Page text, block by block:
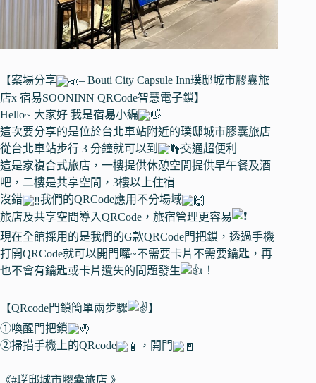
【案場分享
– Bouti City Capsule Inn璞邸城市膠囊旅
店x 宿易SOONINN QRCode智慧電子鎖】
Hello~ 大家好 我是宿易小編
這次要分享的是位於台北車站附近的璞邸城市膠囊旅店
從台北車站步行 3 分鐘就可以到
交通超便利
這是家複合式旅店，一樓提供休憩空間提供早午餐及酒
吧，二樓是共享空間，3樓以上住宿
沒錯
我們的QRCode應用不分場域
旅店及共享空間導入QRCode，旅宿管理更容易
現在全館採用的是我們的G款QRCode門把鎖，透過手機
打開QRCode就可以開門囉~不需要卡片不需要鑰匙，再
也不會有鑰匙或卡片遺失的問題發生
！
【QRcode門鎖簡單兩步驟
】
①喚醒門把鎖
②掃描手機上的QRcode
，開門
《#璞邸城市膠囊旅店 》